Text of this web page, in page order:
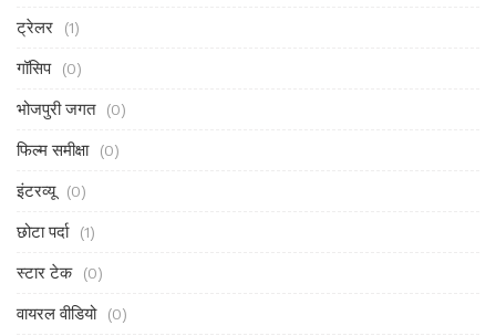
ट्रेलर (1)
गॉसिप (0)
भोजपुरी जगत (0)
फिल्म समीक्षा (0)
इंटरव्यू (0)
छोटा पर्दा (1)
स्टार टेक (0)
वायरल वीडियो (0)